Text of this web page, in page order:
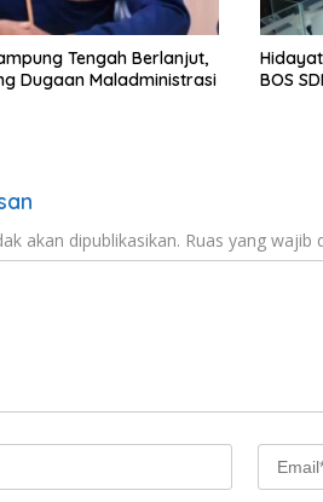
Tengah Berlanjut,
Dugaan Maladministrasi
BOS
akan dipublikasikan. Ruas yang wajib